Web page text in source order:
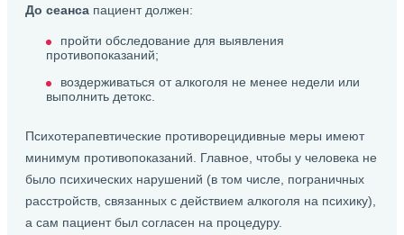
До сеанса пациент должен:
пройти обследование для выявления
противопоказаний;
воздерживаться от алкоголя не менее недели или
выполнить детокс.
Психотерапевтические противорецидивные меры имеют
минимум противопоказаний. Главное, чтобы у человека не
было психических нарушений (в том числе, пограничных
расстройств, связанных с действием алкоголя на психику),
а сам пациент был согласен на процедуру.